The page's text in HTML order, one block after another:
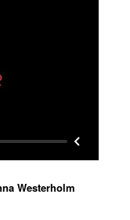
Westerholm